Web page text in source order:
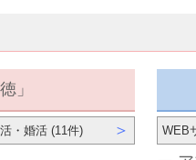
」
・婚活 (11件) ＞ WEB